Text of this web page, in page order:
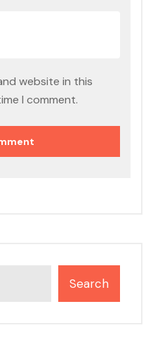
website in this
I comment.
Search